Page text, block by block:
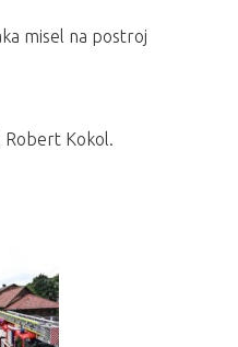
misel na postroj
Robert Kokol.